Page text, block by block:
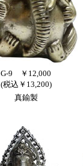
G-9 ￥12,000
(税込￥13,200)
真鍮製